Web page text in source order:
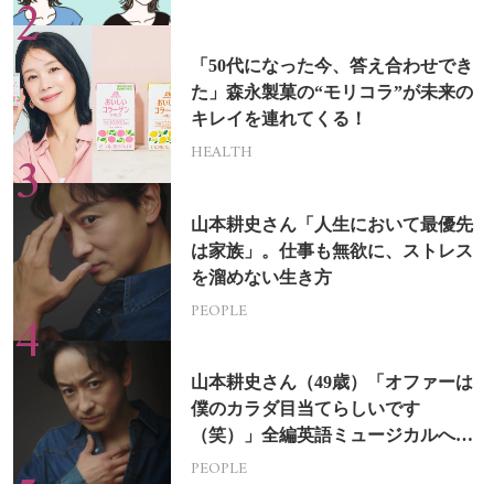
「50代になった今、答え合わせでき
た」森永製菓の“モリコラ”が未来の
キレイを連れてくる！
HEALTH
山本耕史さん「人生において最優先
は家族」。仕事も無欲に、ストレス
を溜めない生き方
PEOPLE
山本耕史さん（49歳）「オファーは
僕のカラダ目当てらしいです
（笑）」全編英語ミュージカルへの
挑戦
PEOPLE